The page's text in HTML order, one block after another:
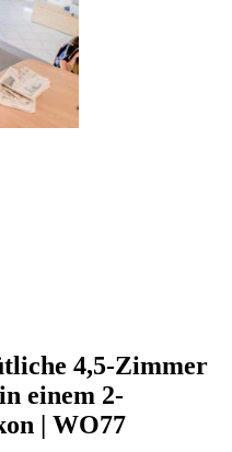
4,5-Zimmer
einem 2-
| WO77